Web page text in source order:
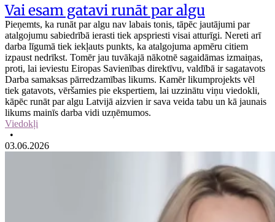
Vai esam gatavi runāt par algu
Pieņemts, ka runāt par algu nav labais tonis, tāpēc jautājumi par
atalgojumu sabiedrībā ierasti tiek apspriesti visai atturīgi. Nereti arī
darba līgumā tiek iekļauts punkts, ka atalgojuma apmēru citiem
izpaust nedrīkst. Tomēr jau tuvākajā nākotnē sagaidāmas izmaiņas,
proti, lai ieviestu Eiropas Savienības direktīvu, valdībā ir sagatavots
Darba samaksas pārredzamības likums. Kamēr likumprojekts vēl
tiek gatavots, vēršamies pie ekspertiem, lai uzzinātu viņu viedokli,
kāpēc runāt par algu Latvijā aizvien ir sava veida tabu un kā jaunais
likums mainīs darba vidi uzņēmumos.
Viedokļi
•
03.06.2026